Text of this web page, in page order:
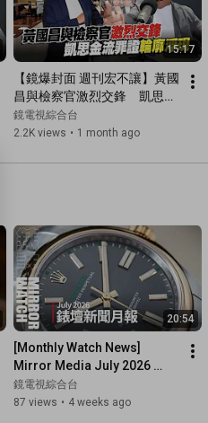
15:17
【鏡爆封面 週刊宏不讓】黃國
昌與檢察官激烈交鋒　凱思金
流罪證輪廓浮現｜林俊宏X吳
明曄｜鏡爆點｜鏡新聞Ｘ鏡週
鏡電視綜合台
2.2K views • 1 month ago
20:54
[Monthly Watch News]
Mirror Media July 2026
Watch Industry Roundup |
#MirrorTVGeneralChannel
鏡電視綜合台
87 views • 4 weeks ago